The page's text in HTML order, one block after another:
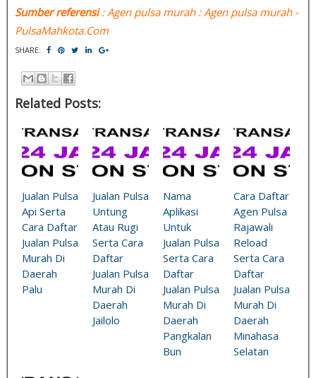
Sumber referensi: Agen pulsa murah : Agen pulsa murah -
PulsaMahkota.Com
SHARE:
Related Posts:
Jualan Pulsa
Api Serta
Cara Daftar
Jualan Pulsa
Murah Di
Daerah
Palu
Jualan Pulsa
Untung
Atau Rugi
Serta Cara
Daftar
Jualan Pulsa
Murah Di
Daerah
Jailolo
Nama
Aplikasi
Untuk
Jualan Pulsa
Serta Cara
Daftar
Jualan Pulsa
Murah Di
Daerah
Pangkalan
Bun
Cara Daftar
Agen Pulsa
Rajawali
Reload
Serta Cara
Daftar
Jualan Pulsa
Murah Di
Daerah
Minahasa
Selatan